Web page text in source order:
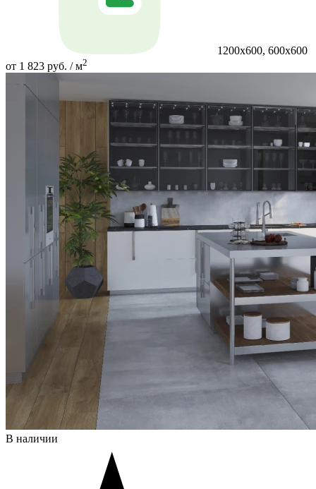
1200х600, 600х600
от 1 823 руб. / м2
В наличии